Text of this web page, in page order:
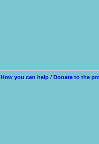
How you can help / Donate to the